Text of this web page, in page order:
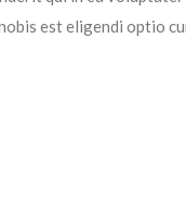
est eligendi optio